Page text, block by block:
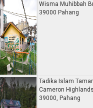
Wisma Muhibbah
39000 Pahang
Tadika Islam
Cameron
39000, Pahang